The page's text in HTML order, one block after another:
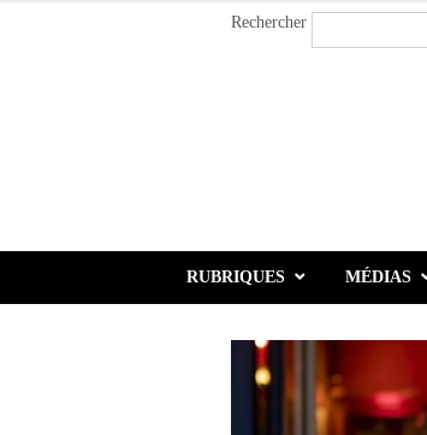
Rechercher
RUBRIQUES MÉDIAS